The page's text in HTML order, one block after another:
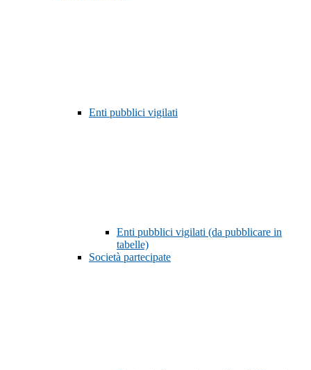
Enti pubblici vigilati
Enti pubblici vigilati (da pubblicare in
tabelle)
Società partecipate